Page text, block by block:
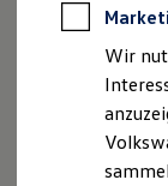
Batterie
Der
So geht
Entdecken
Mehr zum
Wir